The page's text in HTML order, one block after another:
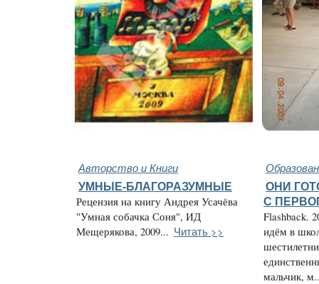
Авторство и Книги
УМНЫЕ-БЛАГОРАЗУМНЫЕ
Рецензия на книгу Андрея Усачёва
"Умная собачка Соня", ИД
Мещерякова, 2009... Читать >>
ОНИ
С
Flashback.
идём в
мальчик,